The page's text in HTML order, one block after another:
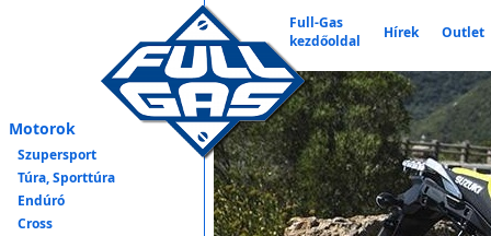
Motorok
Szupersport
Túra, Sporttúra
Endúró
Cross
Full-Gas
kezdőoldal
Hírek Outlet